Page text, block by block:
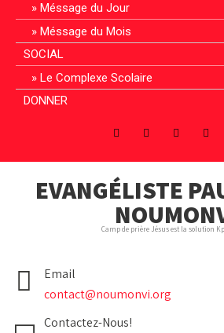
Méssage du Jour
Méssage du Mois
SOCIAL
Le Complexe Scolaire
DONNER
EVANGÉLISTE
Camp de prière Jésus est la solution
Email
contact@noumonvi.org
Contactez-Nous!